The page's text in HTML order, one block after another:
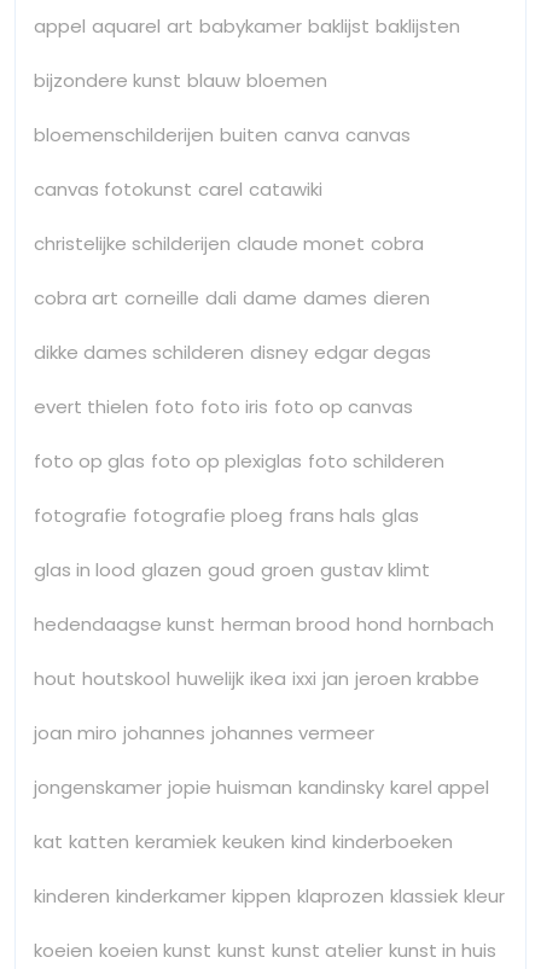
appel aquarel art babykamer baklijst baklijsten
bijzondere kunst blauw bloemen
bloemenschilderijen buiten canva canvas
canvas fotokunst carel catawiki
christelijke schilderijen claude monet cobra
cobra art corneille dali dame dames dieren
dikke dames schilderen disney edgar degas
evert thielen foto foto iris foto op canvas
foto op glas foto op plexiglas foto schilderen
fotografie fotografie ploeg frans hals glas
glas in lood glazen goud groen gustav klimt
hedendaagse kunst herman brood hond hornbach
hout houtskool huwelijk ikea ixxi jan jeroen krabbe
joan miro johannes johannes vermeer
jongenskamer jopie huisman kandinsky karel appel
kat katten keramiek keuken kind kinderboeken
kinderen kinderkamer kippen klaprozen klassiek kleur
koeien koeien kunst kunst kunst atelier kunst in huis